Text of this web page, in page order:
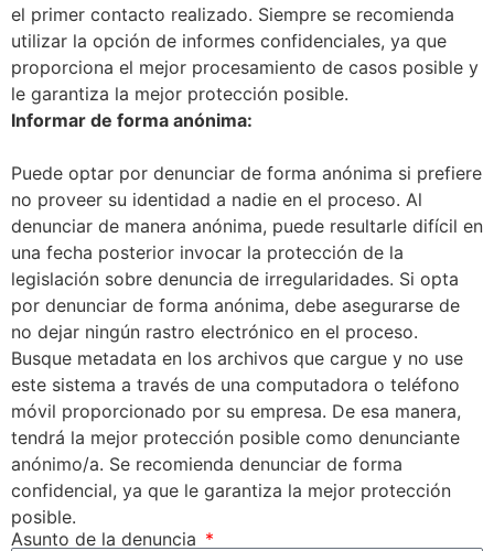
el primer contacto realizado. Siempre se recomienda
utilizar la opción de informes confidenciales, ya que
proporciona el mejor procesamiento de casos posible y
le garantiza la mejor protección posible.
Informar de forma anónima:
Puede optar por denunciar de forma anónima si prefiere
no proveer su identidad a nadie en el proceso. Al
denunciar de manera anónima, puede resultarle difícil en
una fecha posterior invocar la protección de la
legislación sobre denuncia de irregularidades. Si opta
por denunciar de forma anónima, debe asegurarse de
no dejar ningún rastro electrónico en el proceso.
Busque metadata en los archivos que cargue y no use
este sistema a través de una computadora o teléfono
móvil proporcionado por su empresa. De esa manera,
tendrá la mejor protección posible como denunciante
anónimo/a. Se recomienda denunciar de forma
confidencial, ya que le garantiza la mejor protección
posible.
Asunto de la denuncia